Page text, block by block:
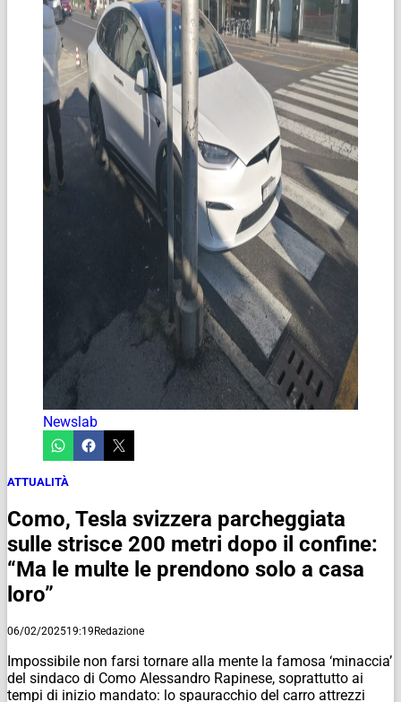
Newslab
ATTUALITÀ
Como, Tesla svizzera parcheggiata
sulle strisce 200 metri dopo il confine:
“Ma le multe le prendono solo a casa
loro”
06/02/202519:19Redazione
Impossibile non farsi tornare alla mente la famosa ‘minaccia’
del sindaco di Como Alessandro Rapinese, soprattutto ai
tempi di inizio mandato: lo spauracchio del carro attrezzi